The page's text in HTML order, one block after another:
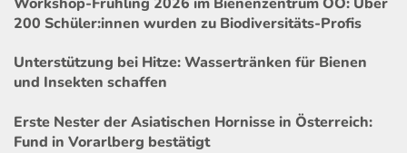
200 Schüler:innen wurden zu Biodiversitäts-Profis
Unterstützung bei Hitze: Wassertränken für Bienen
und Insekten schaffen
Erste Nester der Asiatischen Hornisse in Österreich:
Fund in Vorarlberg bestätigt